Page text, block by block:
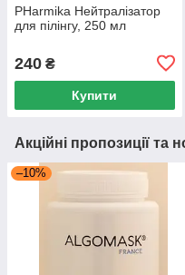
PHarmika Нейтралізатор
для пілінгу, 250 мл
240 ₴
Купити
Акційні пропозиції та
–10%